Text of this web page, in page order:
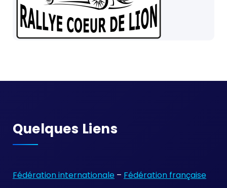
Quelques Liens
Fédération internationale – Fédération française